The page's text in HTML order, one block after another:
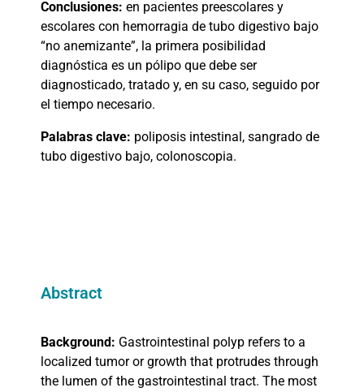
Conclusiones: en pacientes preescolares y
escolares con hemorragia de tubo digestivo bajo
“no anemizante”, la primera posibilidad
diagnóstica es un pólipo que debe ser
diagnosticado, tratado y, en su caso, seguido por
el tiempo necesario.
Palabras clave: poliposis intestinal, sangrado de
tubo digestivo bajo, colonoscopia.
Abstract
Background: Gastrointestinal polyp refers to a
localized tumor or growth that protrudes through
the lumen of the gastrointestinal tract. The most